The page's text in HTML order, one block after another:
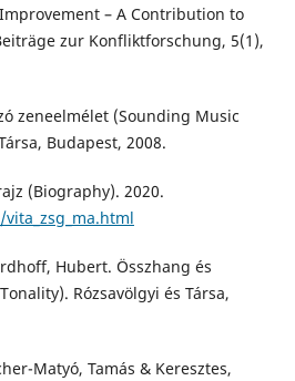
– A Contribution to
zur Konfliktforschung, 5(1),
zeneelmélet (Sounding Music
Budapest, 2008.
(Biography). 2020.
Hubert. Összhang és
Rózsavölgyi és Társa,
Matyó, Tamás & Keresztes,